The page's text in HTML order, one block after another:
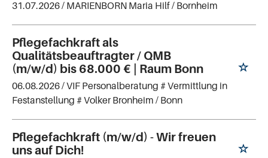
31.07.2026 / MARIENBORN Maria Hilf/ Bornheim
Pflegefachkraft als
Qualitätsbeauftragter / QMB
(m/w/d) bis 68.000 € | Raum Bonn
06.08.2026 /VIF Personalberatung # Vermittlung in
Festanstellung # Volker Bronheim / Bonn
Pflegefachkraft (m/w/d) - Wir freuen
uns auf Dich!